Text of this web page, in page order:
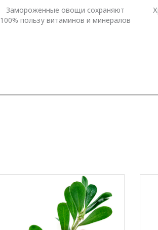
Замороженные овощи сохраняют
100% пользу витаминов и минералов